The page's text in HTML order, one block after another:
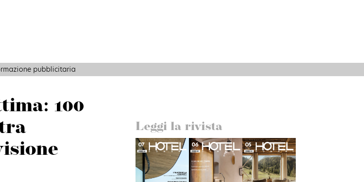
pubblicitaria
100
Leggi la rivista